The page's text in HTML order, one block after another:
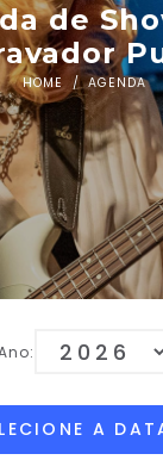
de
HOME AGENDA
A